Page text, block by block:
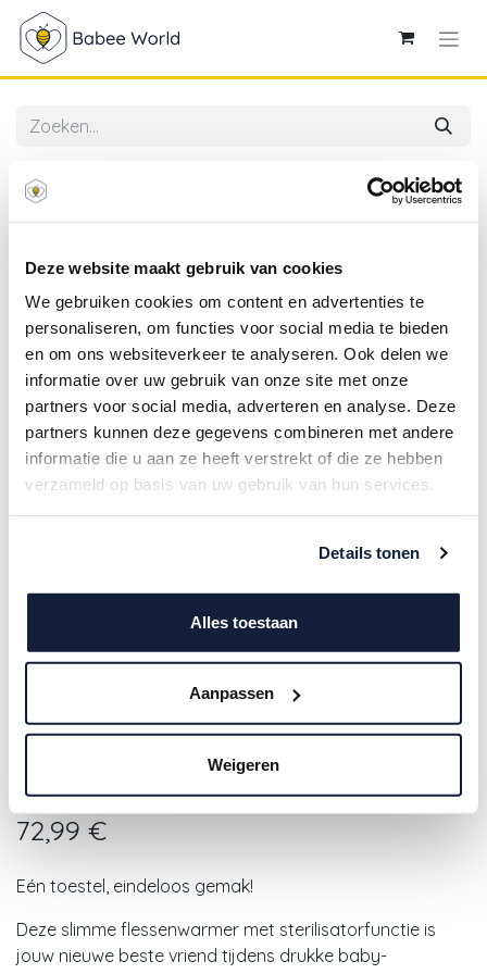
Deze website maakt gebruik van cookies
We gebruiken cookies om content en advertenties te
personaliseren, om functies voor social media te bieden
en om ons websiteverkeer te analyseren. Ook delen we
informatie over uw gebruik van onze site met onze
partners voor social media, adverteren en analyse. Deze
partners kunnen deze gegevens combineren met andere
informatie die u aan ze heeft verstrekt of die ze hebben
verzameld op basis van uw gebruik van hun services.
Details tonen
Alles toestaan
Aanpassen
Weigeren
Dr.Brown's | Flesverwarmer/Sterilisator Deluxe
Dr.Brown's |
Flesverwarmer/Sterilisator
72,99 €
Eén toestel, eindeloos gemak!
Deze slimme flessenwarmer met sterilisatorfunctie is
jouw nieuwe beste vriend tijdens drukke baby-